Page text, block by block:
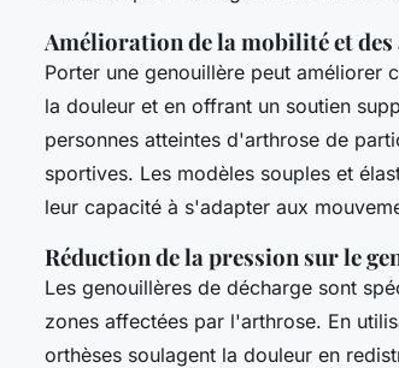
Amélioration de la mobilité et
Porter une genouillère peut améliorer
la douleur et en offrant un soutien
personnes atteintes d'arthrose de
sportives. Les modèles souples et
leur capacité à s'adapter aux
Réduction de la pression sur le
Les genouillères de décharge sont
zones affectées par l'arthrose. En
orthèses soulagent la douleur en